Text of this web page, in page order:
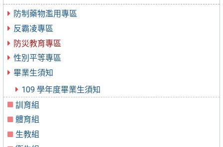
防制藥物濫用專區
反霸凌專區
防災教育專區
性別平等專區
畢業生須知
109 學年度畢業生須知
訓育組
體育組
生教組